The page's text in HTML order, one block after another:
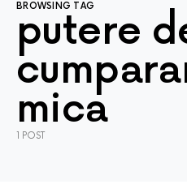
BROWSING TAG
putere
mica
1 POST